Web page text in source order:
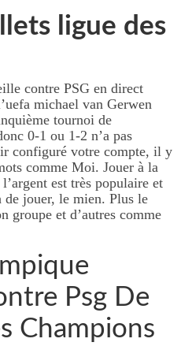
ligue des
contre PSG en direct
michael van Gerwen
tournoi de
0-1 ou 1-2 n’a pas
configuré votre compte, il y
comme Moi. Jouer à la
est très populaire et
de jouer, le mien. Plus le
et d’autres comme
Psg De
Champions